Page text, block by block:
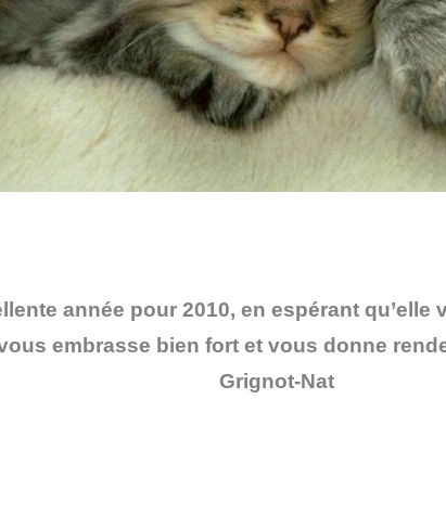
année pour 2010, en espérant
embrasse bien fort et vous donne
Grignot-Nat